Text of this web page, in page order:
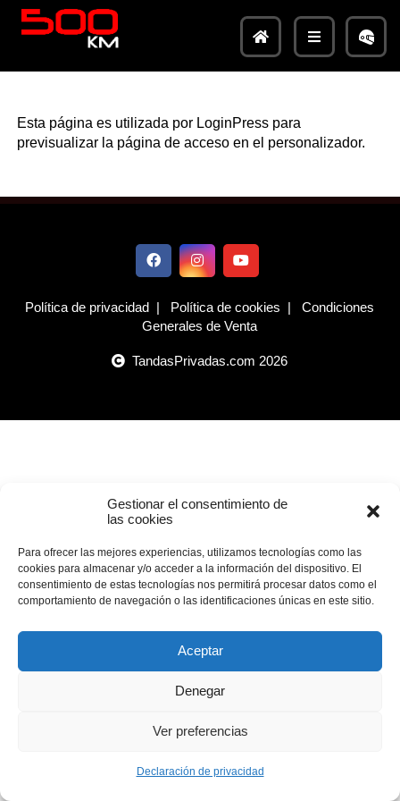
Gestionar el consentimiento de
las cookies
Para ofrecer las mejores experiencias, utilizamos tecnologías como las
cookies para almacenar y/o acceder a la información del dispositivo. El
consentimiento de estas tecnologías nos permitirá procesar datos como el
comportamiento de navegación o las identificaciones únicas en este sitio.
Aceptar
Denegar
Ver preferencias
Declaración de privacidad
LoginPress
Esta página es utilizada por LoginPress para
previsualizar la página de acceso en el personalizador.
Política de privacidad | Política de cookies |Condiciones
Generales de Venta
TandasPrivadas.com 2026